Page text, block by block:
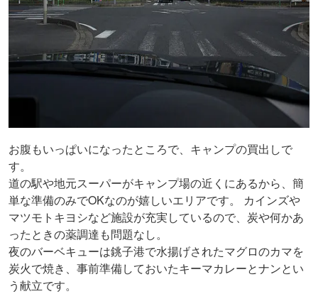
お腹もいっぱいになったところで、キャンプの買出しで
す。
道の駅や地元スーパーがキャンプ場の近くにあるから、簡
単な準備のみでOKなのが嬉しいエリアです。 カインズや
マツモトキヨシなど施設が充実しているので、炭や何かあ
ったときの薬調達も問題なし。
夜のバーベキューは銚子港で水揚げされたマグロのカマを
炭火で焼き、事前準備しておいたキーマカレーとナンとい
う献立です。